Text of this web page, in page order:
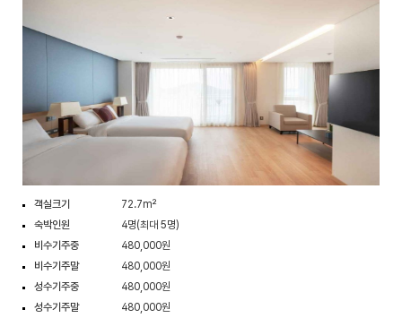
객실크기
72.7m²
숙박인원
4명(최대 5명)
비수기주중
480,000원
비수기주말
480,000원
성수기주중
480,000원
성수기주말
480,000원